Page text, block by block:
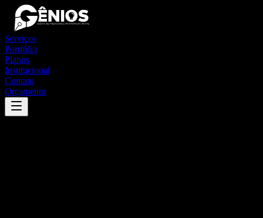
Serviços
Portfólio
Planos
Institucional
Contato
Orçamento